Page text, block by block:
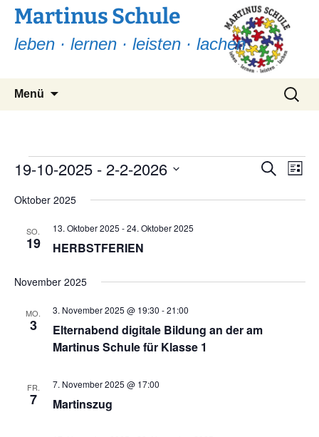
Martinus Schule
leben · lernen · leisten · lachen
Menü
Suchen
nach:
Veranstaltungen Suche
Liste
19-10-2025 - 2-2-2026
wählen.
Oktober 2025
SO.
19 HERBSTFERIEN
13. Oktober 2025 -24. Oktober 2025
November 2025
MO.
3
Elternabend digitale Bildung an der am
Martinus Schule für Klasse 1
3. November 2025 @ 19:30 -21:00
FR.
7 Martinszug
7. November 2025 @ 17:00